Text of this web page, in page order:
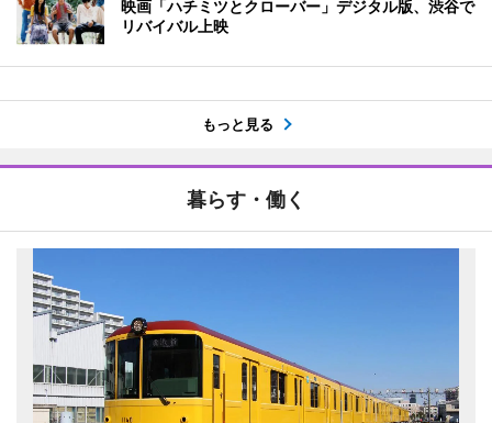
映画「ハチミツとクローバー」デジタル版、渋谷で
リバイバル上映
もっと見る
暮らす・働く